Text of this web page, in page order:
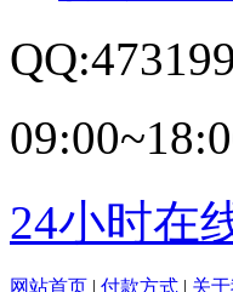
24小时在
网站首页 | 付款方式 | 关